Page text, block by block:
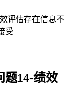
评估存在信息不
受
题14-绩效